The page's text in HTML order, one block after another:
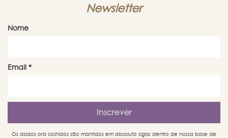
Newsletter
Nome
Email *
Os dados ora colhidos são mantidos em absoluto sigilo dentro de nossa base de